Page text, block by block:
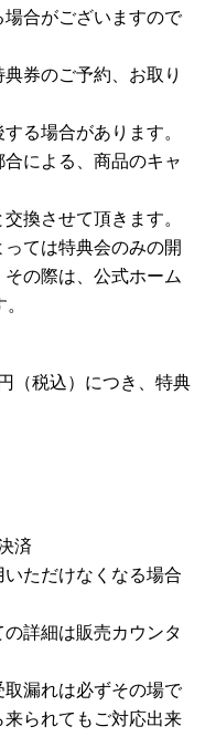
合がございますので
券のご予約、お取り
る場合があります。
による、商品のキャ
換させて頂きます。
ては特典会のみの開
の際は、公式ホーム
（税込）につき、特典
済
ただけなくなる場合
詳細は販売カウンタ
漏れは必ずその場で
られてもご対応出来